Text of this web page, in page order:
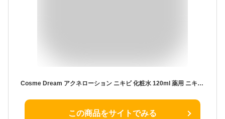
Cosme Dream アクネローション ニキビ 化粧水 120ml 薬用 ニキビケア ニキビ予防 肌荒れ防止 保湿ケア 毛穴ケア アクネ おでこ 頬 にきび 敏感肌 乾燥肌 皮脂 角質 ベタつき 吹き出物 大人ニキビ 大人 子供 思春期 男性 女性 保
この商品をサイトでみる